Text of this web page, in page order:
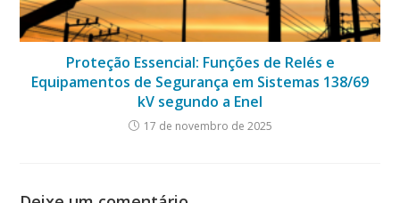
Proteção Essencial: Funções de Relés e
Equipamentos de Segurança em Sistemas 138/69
kV segundo a Enel
17 de novembro de 2025